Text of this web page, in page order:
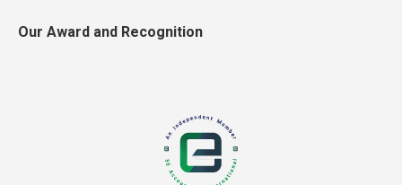
Our Award and Recognition